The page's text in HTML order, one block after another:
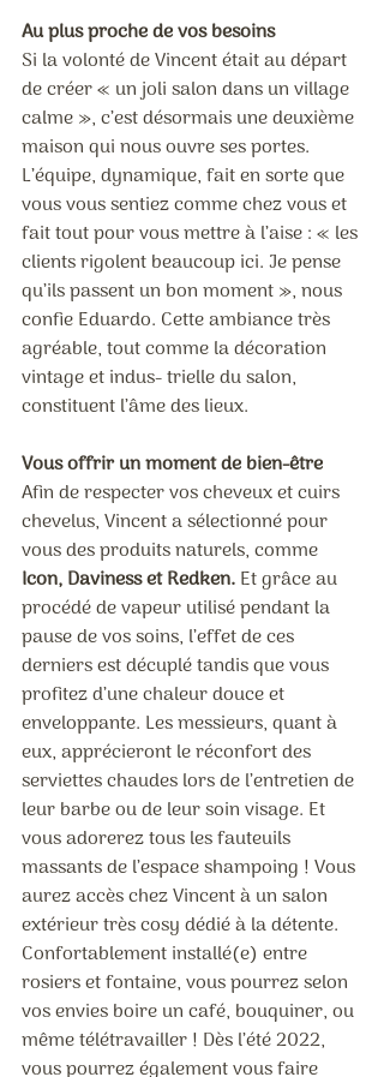
Au plus proche de vos besoins
Si la volonté de Vincent était au départ
de créer « un joli salon dans un village
calme », c’est désormais une deuxième
maison qui nous ouvre ses portes.
L’équipe, dynamique, fait en sorte que
vous vous sentiez comme chez vous et
fait tout pour vous mettre à l’aise : « les
clients rigolent beaucoup ici. Je pense
qu’ils passent un bon moment », nous
confie Eduardo. Cette ambiance très
agréable, tout comme la décoration
vintage et indus- trielle du salon,
constituent l’âme des lieux.
Vous offrir un moment de bien-être
Afin de respecter vos cheveux et cuirs
chevelus, Vincent a sélectionné pour
vous des produits naturels, comme
Icon, Daviness et Redken. Et grâce au
procédé de vapeur utilisé pendant la
pause de vos soins, l’effet de ces
derniers est décuplé tandis que vous
profitez d’une chaleur douce et
enveloppante. Les messieurs, quant à
eux, apprécieront le réconfort des
serviettes chaudes lors de l’entretien de
leur barbe ou de leur soin visage. Et
vous adorerez tous les fauteuils
massants de l’espace shampoing ! Vous
aurez accès chez Vincent à un salon
extérieur très cosy dédié à la détente.
Confortablement installé(e) entre
rosiers et fontaine, vous pourrez selon
vos envies boire un café, bouquiner, ou
même télétravailler ! Dès l’été 2022,
vous pourrez également vous faire